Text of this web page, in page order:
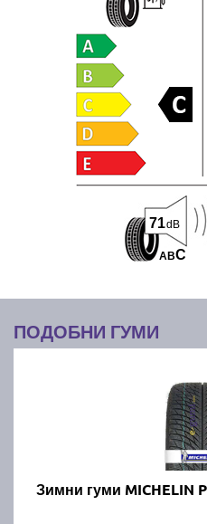
ABC
71dB
ПОДОБНИ ГУМИ
Зимни гуми MICHELIN